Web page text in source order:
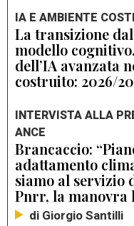
IA E AMBIENTE
La transizione
modello
dell’IA avanzata
costruito: 2026/
INTERVISTA ALLA
ANCE
Brancaccio:
adattamento
siamo al servizio
Pnrr, la manovra
di Giorgio Santilli